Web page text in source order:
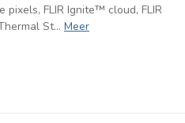
pixels, FLIR Ignite™ cloud, FLIR
St... Meer